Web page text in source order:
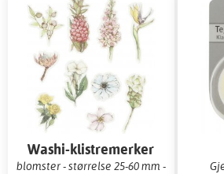
Washi-klistremerker
blomster - størrelse 25-60 mm -